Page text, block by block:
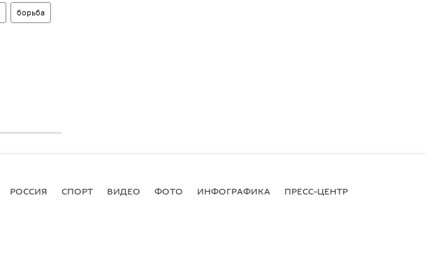
борьба
РОССИЯ СПОРТ ВИДЕО ФОТО ИНФОГРАФИКА ПРЕСС-ЦЕНТР